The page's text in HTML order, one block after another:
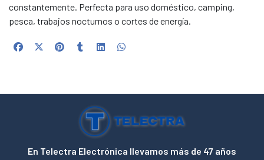
constantemente. Perfecta para uso doméstico, camping,
pesca, trabajos nocturnos o cortes de energía.
En Telectra Electrónica llevamos más de 47 años